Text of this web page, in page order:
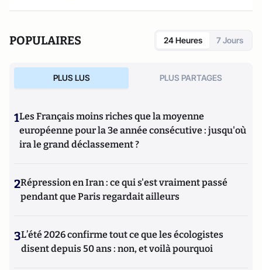
POPULAIRES 24 Heures 7 Jours
PLUS LUS PLUS PARTAGES
1Les Français moins riches que la moyenne
européenne pour la 3e année consécutive : jusqu'où
ira le grand déclassement ?
2Répression en Iran : ce qui s'est vraiment passé
pendant que Paris regardait ailleurs
3L’été 2026 confirme tout ce que les écologistes
disent depuis 50 ans : non, et voilà pourquoi